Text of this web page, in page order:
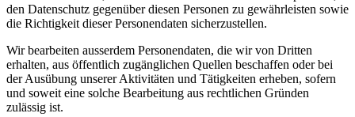
den Datenschutz gegenüber diesen Personen zu gewährleisten sowie
die Richtigkeit dieser Personendaten sicherzustellen.
Wir bearbeiten ausserdem Personendaten, die wir von Dritten
erhalten, aus öffentlich zugänglichen Quellen beschaffen oder bei
der Ausübung unserer Aktivitäten und Tätigkeiten erheben, sofern
und soweit eine solche Bearbeitung aus rechtlichen Gründen
zulässig ist.